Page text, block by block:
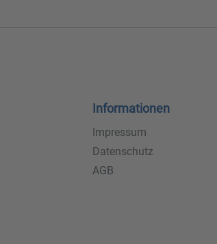
Informationen
Impressum
Datenschutz
AGB